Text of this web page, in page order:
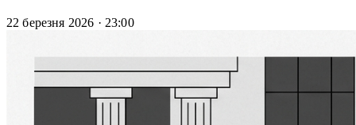
22 березня 2026 · 23:00